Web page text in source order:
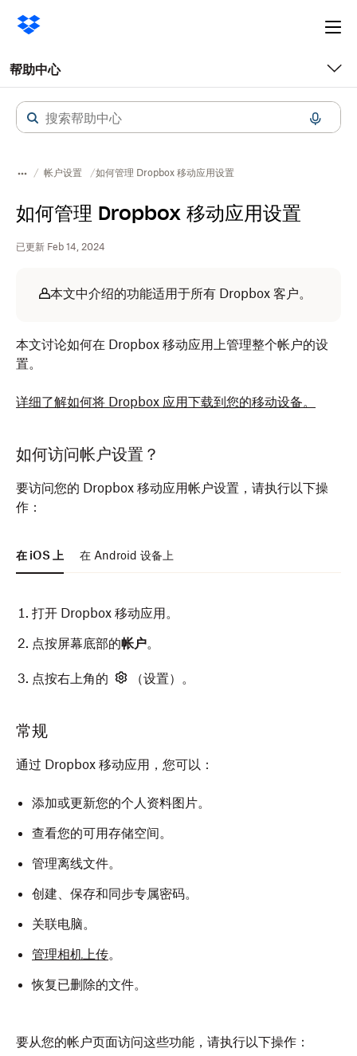
帮助中心
帐户设置 如何管理 Dropbox 移动应用设置
如何管理 Dropbox 移动应用设置
已更新 Feb 14, 2024
本文中介绍的功能适用于所有 Dropbox 客户。
本文讨论如何在 Dropbox 移动应用上管理整个帐户的设
置。
详细了解如何将 Dropbox 应用下载到您的移动设备。
如何访问帐户设置？
要访问您的 Dropbox 移动应用帐户设置，请执行以下操
作：
在 iOS 上 在 Android 设备上
打开 Dropbox 移动应用。
点按屏幕底部的帐户。
点按右上角的 （设置）。
常规
通过 Dropbox 移动应用，您可以：
添加或更新您的个人资料图片。
查看您的可用存储空间。
管理离线文件。
创建、保存和同步专属密码。
关联电脑。
管理相机上传。
恢复已删除的文件。
要从您的帐户页面访问这些功能，请执行以下操作：